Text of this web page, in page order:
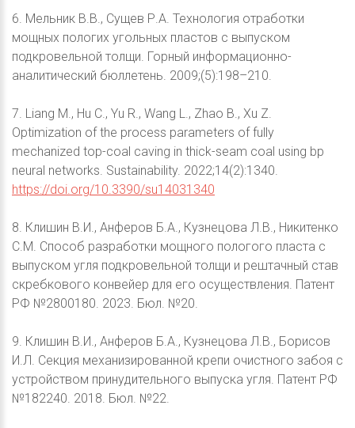
6. Мельник В.В., Сущев Р.А. Технология отработки
мощных пологих угольных пластов с выпуском
подкровельной толщи. Горный информационно-
аналитический бюллетень. 2009;(5):198–210.
7. Liang M., Hu C., Yu R., Wang L., Zhao B., Xu Z.
Optimization of the process parameters of fully
mechanized top-coal caving in thick-seam coal using bp
neural networks. Sustainability. 2022;14(2):1340.
https://doi.org/10.3390/su14031340
8. Клишин В.И., Анферов Б.А., Кузнецова Л.В., Никитенко
С.М. Способ разработки мощного пологого пласта с
выпуском угля подкровельной толщи и рештачный став
скребкового конвейер для его осуществления. Патент
РФ №2800180. 2023. Бюл. №20.
9. Клишин В.И., Анферов Б.А., Кузнецова Л.В., Борисов
И.Л. Секция механизированной крепи очистного забоя с
устройством принудительного выпуска угля. Патент РФ
№182240. 2018. Бюл. №22.